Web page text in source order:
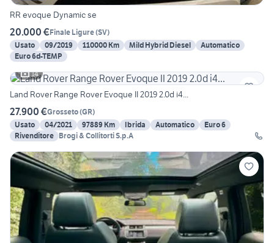
RR evoque Dynamic se
20.000 €Finale Ligure(SV)
Usato
09/2019 110000 Km Mild Hybrid Diesel
Automatico
Euro 6d-TEMP
14
Land Rover Range Rover Evoque II 2019 2.0d i4...
27.900 €Grosseto(GR)
Usato
04/2021 97889 Km Ibrida Automatico
Euro 6
Rivenditore Brogi & Collitorti S.p.A